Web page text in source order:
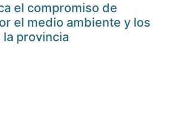
el compromiso de
el medio ambiente y los
provincia